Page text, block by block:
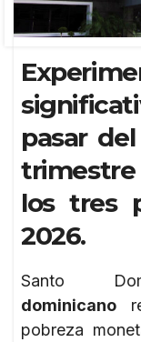
pasar
trimestre
los tres
2026.
Santo
dominicano
pobreza